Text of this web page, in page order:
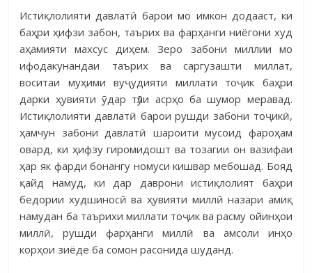
Истиқлолияти давлатӣ барои мо имкон додааст, ки
баҳри ҳифзи забон, таърих ва фарҳанги ниёгони худ
аҳамияти махсус диҳем. Зеро забони миллии мо
ифодакунандаи таърих ва саргузашти миллат,
воситаи муҳими вуҷудияти миллати тоҷик баҳри
дарки ҳувияти ӯ дар тӯли асрҳо ба шумор меравад.
Истиқлолияти давлатӣ барои рушди забони тоҷикӣ,
ҳамчун забони давлатӣ шароити мусоид фароҳам
овард, ки ҳифзу гиромидошт ва тозагии он вазифаи
ҳар як фарди бонангу номуси кишвар мебошад. Бояд
қайд намуд, ки дар даврони истиқлолият баҳри
бедории худшиносӣ ва ҳувияти миллӣ назари амиқ
намудан ба таърихи миллати тоҷик ва расму ойинҳои
миллӣ, рушди фарҳанги миллӣ ва амсоли инҳо
корҳои зиёде ба сомон расонида шуданд.